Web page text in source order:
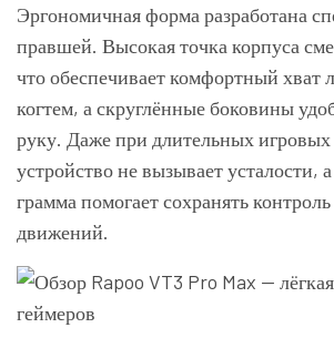
Эргономичная форма разработана
правшей. Высокая точка корпуса
что обеспечивает комфортный хват
когтем, а скруглённые боковины
руку. Даже при длительных игровых
устройство не вызывает усталости, а
грамма помогает сохранять
движений.